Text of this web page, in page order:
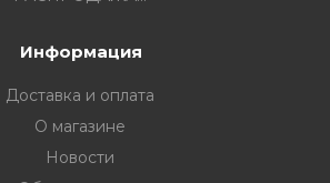
Информация
Доставка и оплата
О магазине
Новости